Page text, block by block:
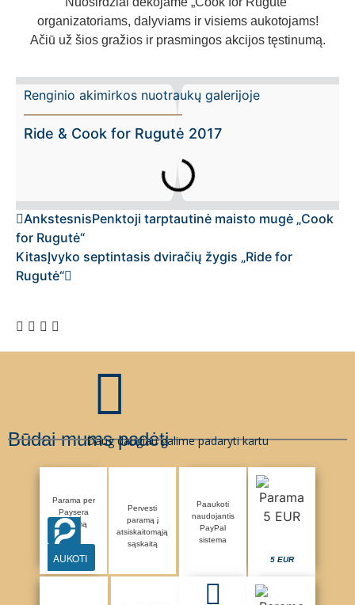
organizatoriams, dalyviams ir visiems aukotojams!
Ačiū už šios gražios ir prasmingos akcijos tęstinumą.
Renginio akimirkos nuotraukų galerijoje
Ride & Cook for Rugutė 2017
AnkstesnisPenktoji tarptautinė maisto mugė „Cook
for Rugutė“
KitasĮvyko septintasis dviračių žygis „Ride for
Rugutė“
Būdai mums padėti
Daug daugiau galime padaryti kartu
Parama per
Paysera
sistemą
AUKOTI
Pervesti
paramą į
atsiskaitomąją
sąskaitą
Paaukoti
naudojantis
PayPal
sistema
5 EUR